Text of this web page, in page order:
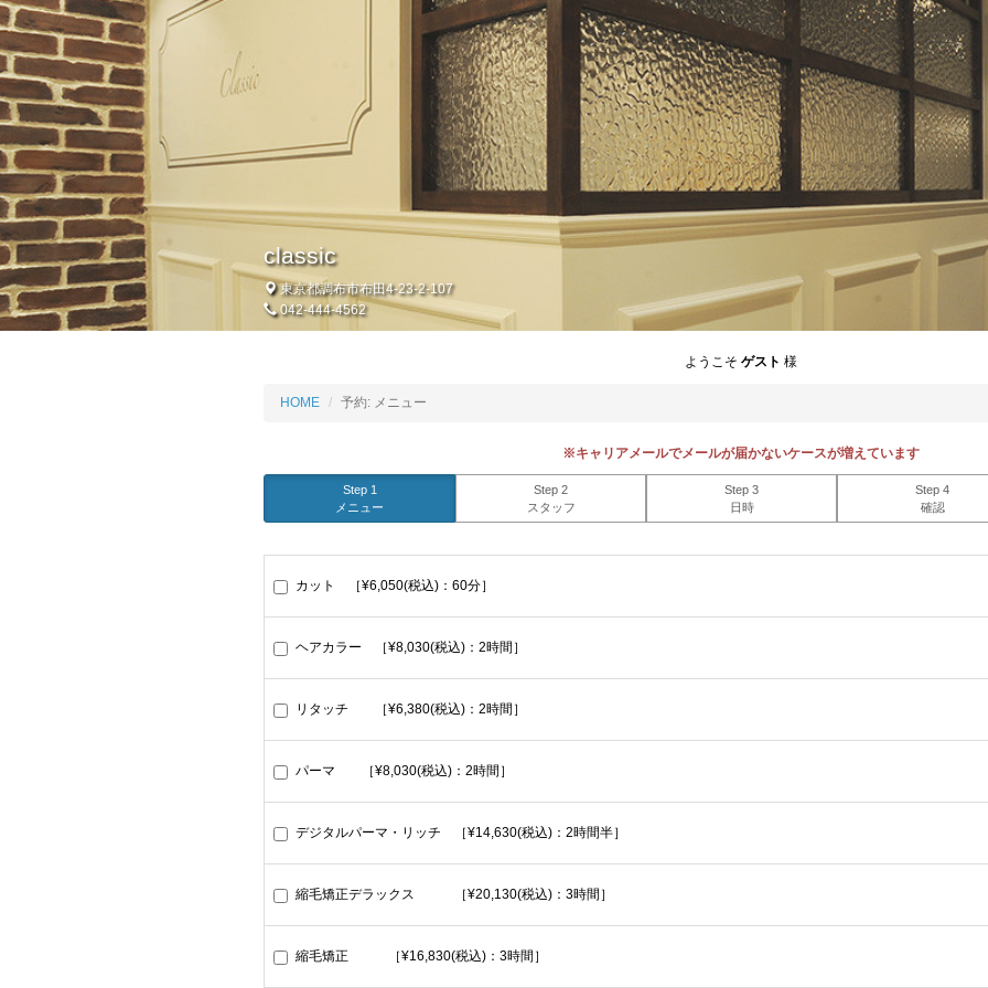
classic
東京都調布市布田4-23-2-107
042-444-4562
ようこそ ゲスト 様
HOME 予約: メニュー
※キャリアメールでメールが届かないケースが増えています
Step 1
メニュー
Step 2
スタッフ
Step 3
日時
Step 4
確認
カット ［¥6,050(税込)：60分］
ヘアカラー ［¥8,030(税込)：2時間］
リタッチ ［¥6,380(税込)：2時間］
パーマ ［¥8,030(税込)：2時間］
デジタルパーマ・リッチ ［¥14,630(税込)：2時間半］
縮毛矯正デラックス ［¥20,130(税込)：3時間］
縮毛矯正 ［¥16,830(税込)：3時間］